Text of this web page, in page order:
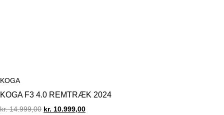
KOGA
KOGA F3 4.0 REMTRÆK 2024
kr.14.999,00 Original
kr. 10.999,00Current